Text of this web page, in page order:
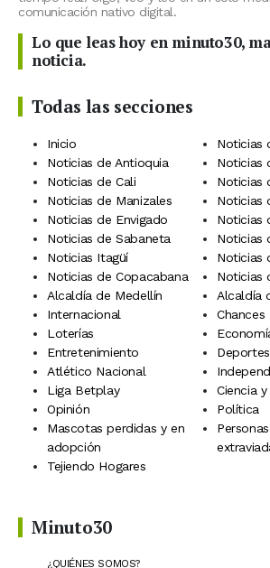
comunicación nativo digital.
Lo que leas hoy en minuto30,
noticia.
Todas las secciones
Inicio
Noticias
Noticias de Antioquia
Noticias
Noticias de Cali
Noticias
Noticias de Manizales
Noticias
Noticias de Envigado
Noticias
Noticias de Sabaneta
Noticias
Noticias Itagüí
Noticias
Noticias de Copacabana
Noticias
Alcaldía de Medellín
Alcaldía
Internacional
Chances
Loterías
Entretenimiento
Deportes
Atlético Nacional
Liga Betplay
Ciencia
Opinión
Política
Mascotas perdidas y en
adopción
Tejiendo Hogares
Minuto30
¿QUIÉNES SOMOS?